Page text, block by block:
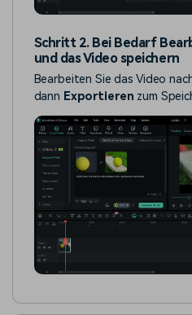
Schritt 2. Bei Bedarf
und das Video speichern
Bearbeiten Sie das Video
dann Exportieren zum